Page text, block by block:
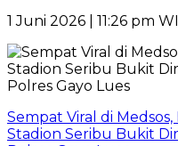
1 Juni 2026 | 11:26 pm
Sempat Viral di
Stadion Seribu Bukit